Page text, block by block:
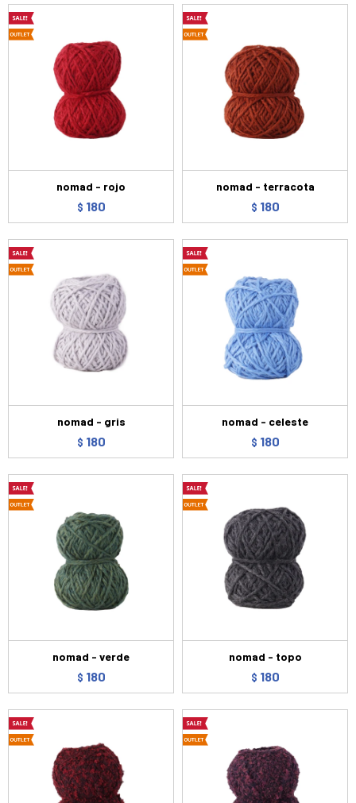
nomad - rojo
$ 180
nomad - terracota
$ 180
nomad - gris
$ 180
nomad - celeste
$ 180
nomad - verde
$ 180
nomad - topo
$ 180